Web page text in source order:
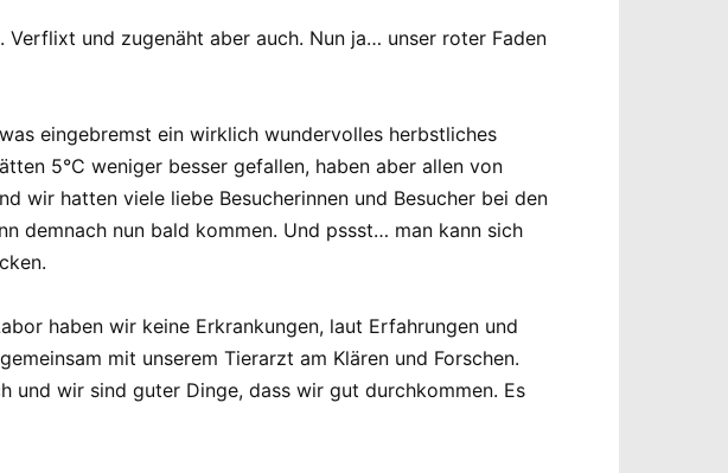
und zugenäht aber auch. Nun ja… unser roter Faden
eingebremst ein wirklich wundervolles herbstliches
5°C weniger besser gefallen, haben aber allen von
wir hatten viele liebe Besucherinnen und Besucher bei den
demnach nun bald kommen. Und pssst… man kann sich
haben wir keine Erkrankungen, laut Erfahrungen und
mit unserem Tierarzt am Klären und Forschen.
und wir sind guter Dinge, dass wir gut durchkommen. Es